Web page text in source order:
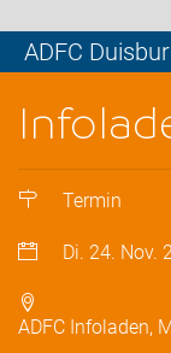
ADFC
Termin
Di. 24. Nov.
ADFC Infoladen,